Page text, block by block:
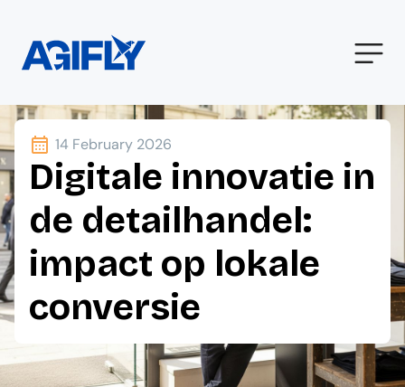
14 February 2026
Digitale innovatie in
de detailhandel:
impact op lokale
conversie